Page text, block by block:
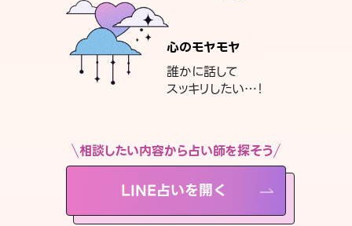
心のモヤモヤ
誰かに話して
スッキリしたい…！
相談したい内容から占い師を探そう
LINE占いを開く